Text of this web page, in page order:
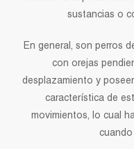
sustancias o
En general, son perros
con orejas
desplazamiento y
característica de
movimientos, lo cual